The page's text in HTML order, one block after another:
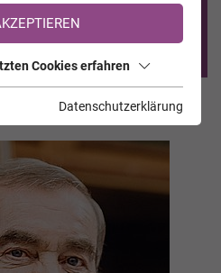
TrauerHilfe.it registriert?
Registrierung <<
Cookies erfahren
Datenschutzerklärung